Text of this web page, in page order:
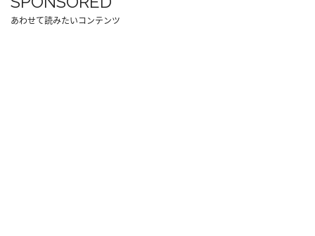
あわせて読みたいコンテンツ